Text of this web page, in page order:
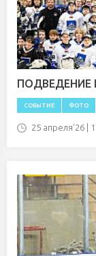
ПОДВЕДЕНИЕ
СОБЫТИЕ ФОТО
25 апреля'26 |